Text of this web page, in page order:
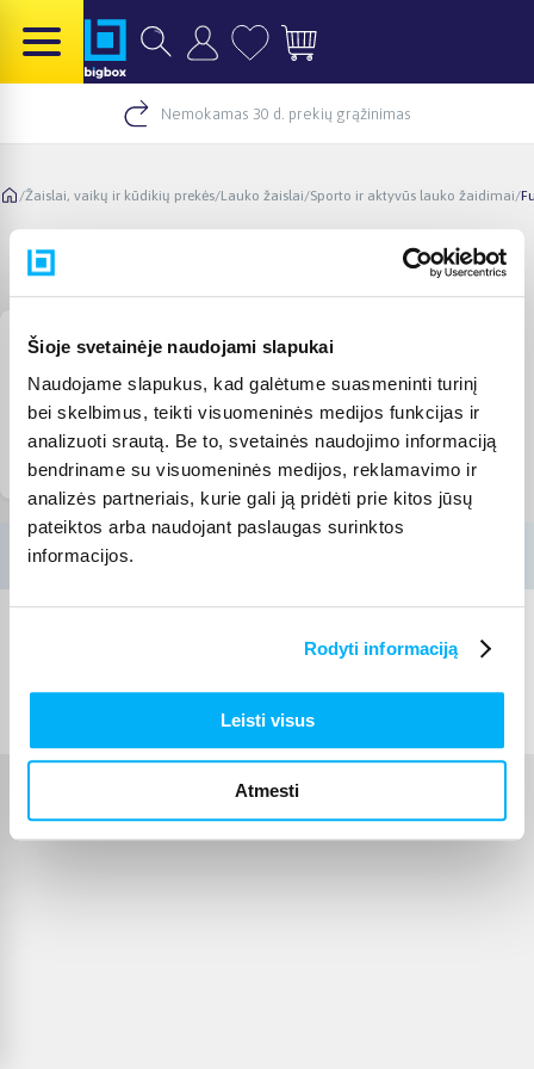
Šioje svetainėje naudojami slapukai
Naudojame slapukus, kad galėtume suasmeninti turinį
bei skelbimus, teikti visuomeninės medijos funkcijas ir
analizuoti srautą. Be to, svetainės naudojimo informaciją
bendriname su visuomeninės medijos, reklamavimo ir
analizės partneriais, kurie gali ją pridėti prie kitos jūsų
pateiktos arba naudojant paslaugas surinktos
informacijos.
Rodyti informaciją
Leisti visus
Atmesti
Nemokamas 30 d. prekių grąžinimas
/Žaislai, vaikų ir kūdikių prekės/Lauko žaislai/Sporto ir aktyvūs lauko žaidimai/
Futbolo vartai
Vaikiški futbolo vartai Futbolo vartai
© 2012-2026BIGBOX.LT